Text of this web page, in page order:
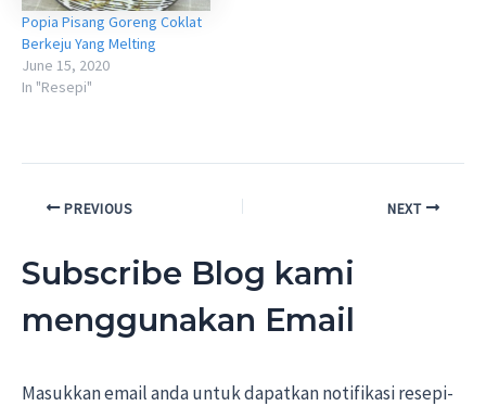
Popia Pisang Goreng Coklat
Berkeju Yang Melting
June 15, 2020
In "Resepi"
Post PREVIOUS NEXT
Subscribe Blog kami
menggunakan Email
Masukkan email anda untuk dapatkan notifikasi resepi-